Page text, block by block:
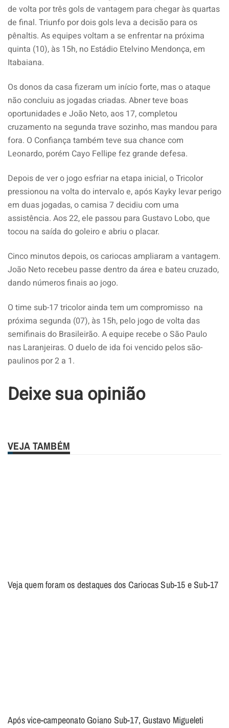
de volta por três gols de vantagem para chegar às quartas
de final. Triunfo por dois gols leva a decisão para os
pênaltis. As equipes voltam a se enfrentar na próxima
quinta (10), às 15h, no Estádio Etelvino Mendonça, em
Itabaiana.
Os donos da casa fizeram um início forte, mas o ataque
não concluiu as jogadas criadas. Abner teve boas
oportunidades e João Neto, aos 17, completou
cruzamento na segunda trave sozinho, mas mandou para
fora. O Confiança também teve sua chance com
Leonardo, porém Cayo Fellipe fez grande defesa.
Depois de ver o jogo esfriar na etapa inicial, o Tricolor
pressionou na volta do intervalo e, após Kayky levar perigo
em duas jogadas, o camisa 7 decidiu com uma
assistência. Aos 22, ele passou para Gustavo Lobo, que
tocou na saída do goleiro e abriu o placar.
Cinco minutos depois, os cariocas ampliaram a vantagem.
João Neto recebeu passe dentro da área e bateu cruzado,
dando números finais ao jogo.
O time sub-17 tricolor ainda tem um compromisso na
próxima segunda (07), às 15h, pelo jogo de volta das
semifinais do Brasileirão. A equipe recebe o São Paulo
nas Laranjeiras. O duelo de ida foi vencido pelos são-
paulinos por 2 a 1.
Deixe sua opinião
VEJA TAMBÉM
Veja quem foram os destaques dos Cariocas Sub-15 e Sub-17
Após vice-campeonato Goiano Sub-17, Gustavo Migueleti